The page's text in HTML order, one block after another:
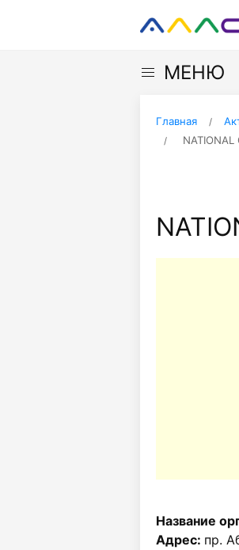
МЕНЮ
Главная
NATIONAL
Название
Адрес: пр.